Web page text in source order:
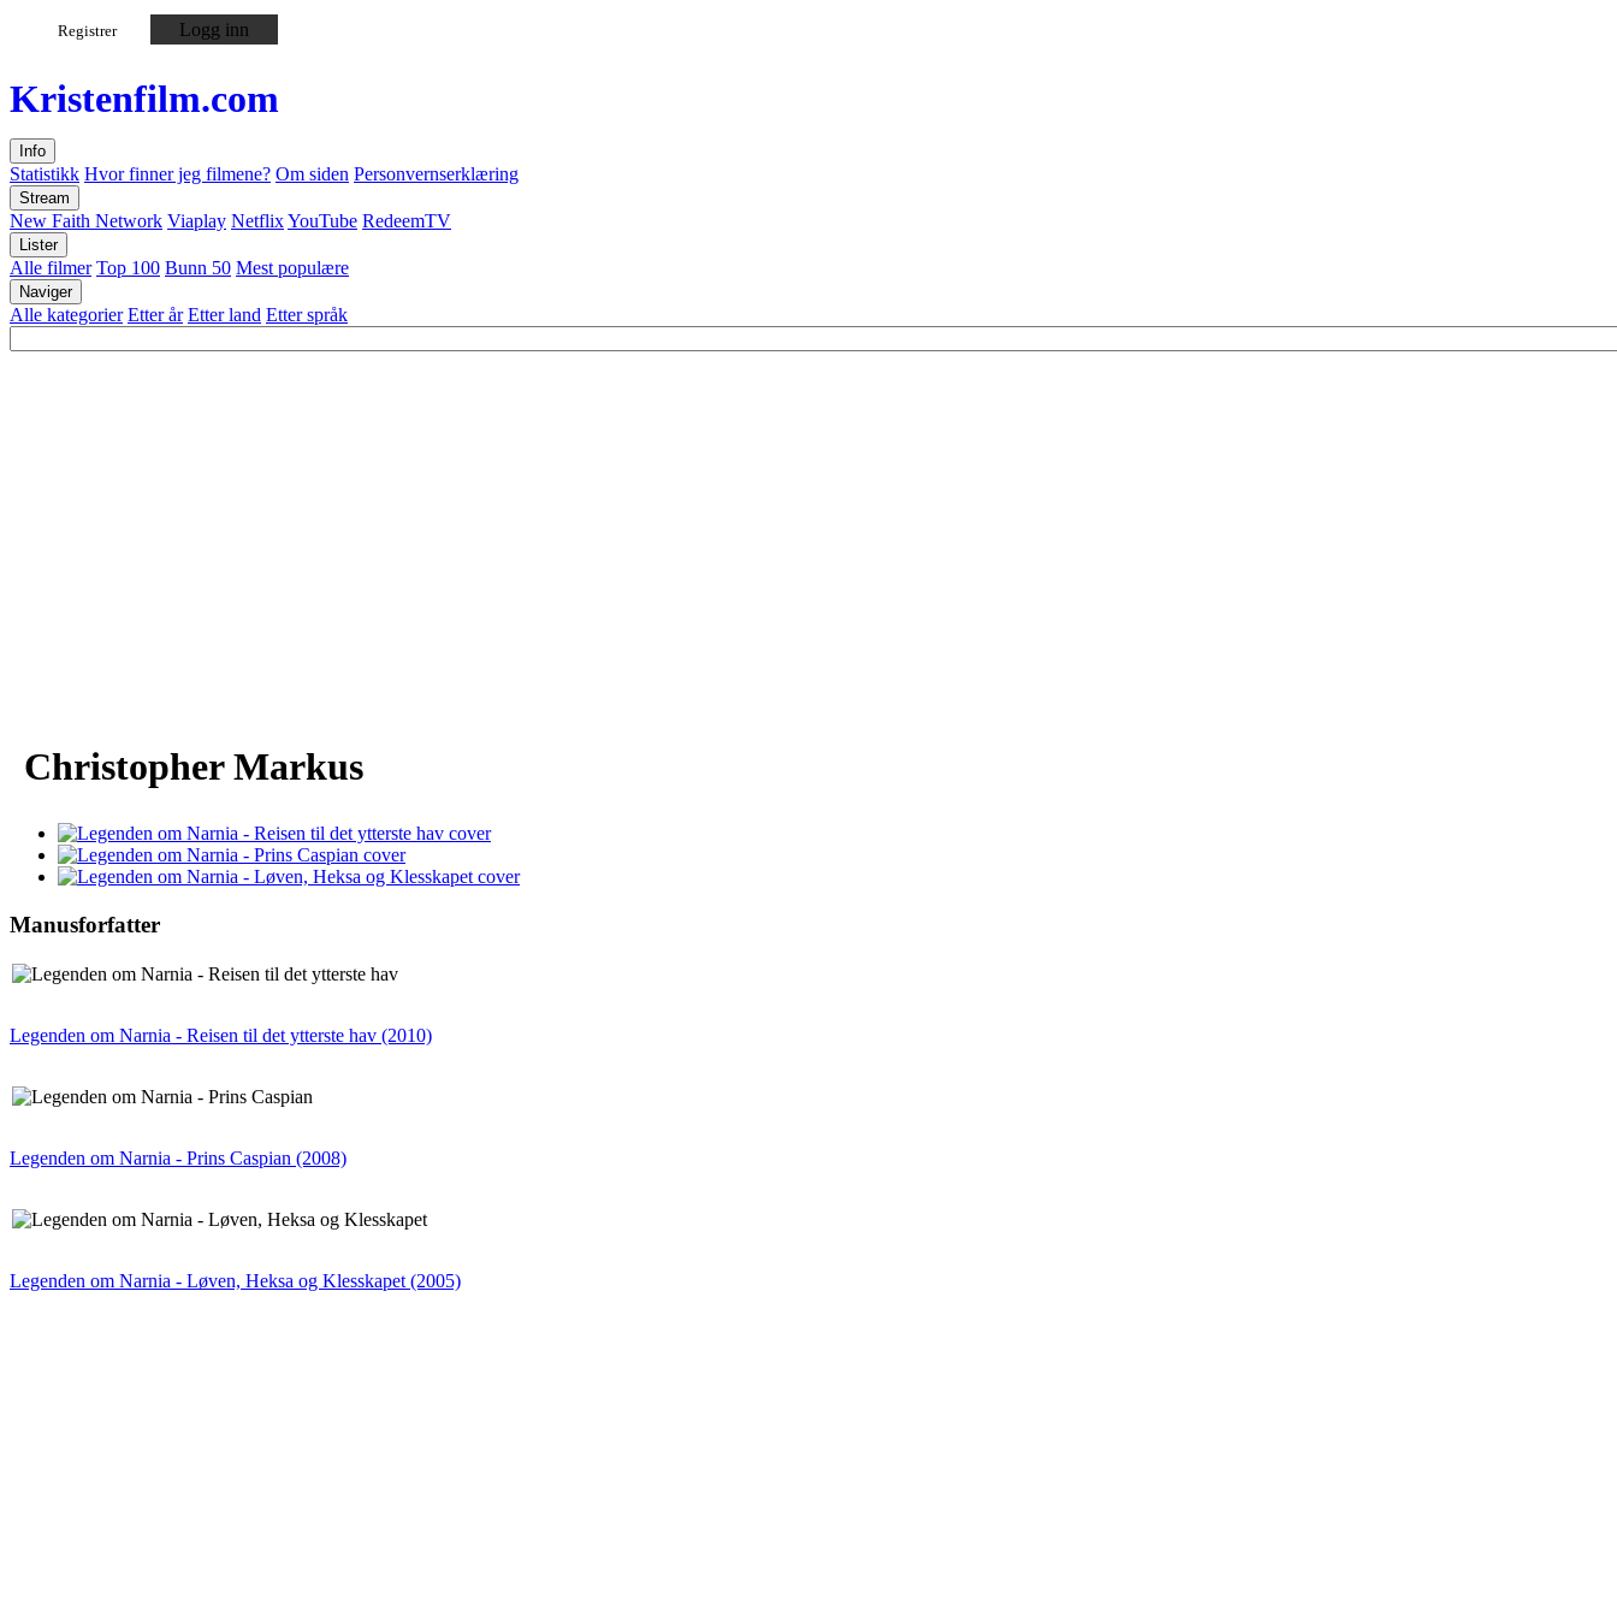
Registrer Logg inn
Kristenfilm.com
Info
Statistikk Hvor finner jeg filmene? Om siden Personvernserklæring
Stream
New Faith Network Viaplay NetflixYouTube RedeemTV
Lister
Alle filmer Top 100 Bunn 50 Mest populære
Naviger
Alle kategorier Etter år Etter land Etter språk
Christopher Markus
Manusforfatter
Legenden om Narnia - Reisen til det ytterste hav (2010)
Legenden om Narnia - Prins Caspian (2008)
Legenden om Narnia - Løven, Heksa og Klesskapet (2005)